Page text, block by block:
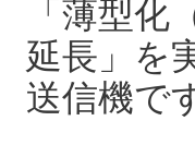
「薄型
延長」を
送信機で